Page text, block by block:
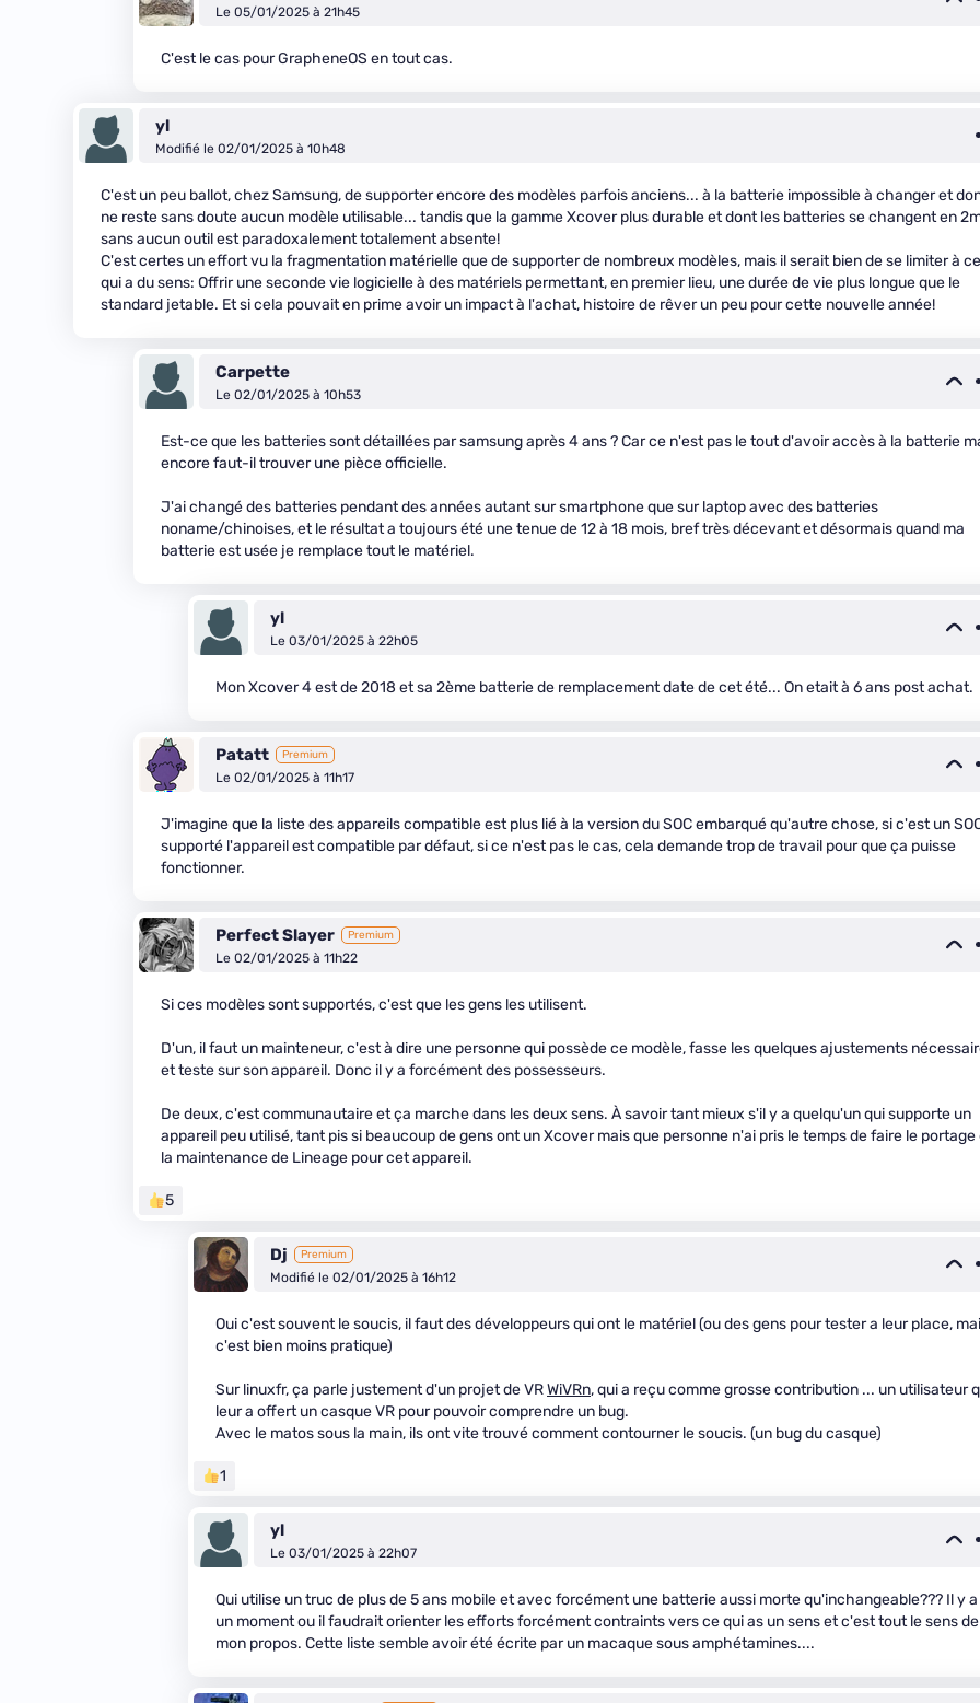
Le 05/01/2025 à 21h45
C'est le cas pour GrapheneOS en tout cas.
yl
Modifié le 02/01/2025 à 10h48
C'est un peu ballot, chez Samsung, de supporter encore des modèles parfois anciens... à la batterie impossible à changer et
ne reste sans doute aucun modèle utilisable... tandis que la gamme Xcover plus durable et dont les batteries se changent en
sans aucun outil est paradoxalement totalement absente!
C'est certes un effort vu la fragmentation matérielle que de supporter de nombreux modèles, mais il serait bien de se limiter à ce
qui a du sens: Offrir une seconde vie logicielle à des matériels permettant, en premier lieu, une durée de vie plus longue que le
standard jetable. Et si cela pouvait en prime avoir un impact à l'achat, histoire de rêver un peu pour cette nouvelle année!
Carpette
Le 02/01/2025 à 10h53
Est-ce que les batteries sont détaillées par samsung après 4 ans ? Car ce n'est pas le tout d'avoir accès à la batterie
encore faut-il trouver une pièce officielle.
J'ai changé des batteries pendant des années autant sur smartphone que sur laptop avec des batteries
noname/chinoises, et le résultat a toujours été une tenue de 12 à 18 mois, bref très décevant et désormais quand ma
batterie est usée je remplace tout le matériel.
yl
Le 03/01/2025 à 22h05
Mon Xcover 4 est de 2018 et sa 2ème batterie de remplacement date de cet été... On etait à 6 ans post achat.
Patatt Premium
Le 02/01/2025 à 11h17
J'imagine que la liste des appareils compatible est plus lié à la version du SOC embarqué qu'autre chose, si c'est un
supporté l'appareil est compatible par défaut, si ce n'est pas le cas, cela demande trop de travail pour que ça puisse
fonctionner.
Perfect Slayer Premium
Le 02/01/2025 à 11h22
Si ces modèles sont supportés, c'est que les gens les utilisent.
D'un, il faut un mainteneur, c'est à dire une personne qui possède ce modèle, fasse les quelques ajustements
et teste sur son appareil. Donc il y a forcément des possesseurs.
De deux, c'est communautaire et ça marche dans les deux sens. À savoir tant mieux s'il y a quelqu'un qui supporte un
appareil peu utilisé, tant pis si beaucoup de gens ont un Xcover mais que personne n'ai pris le temps de faire le portage
la maintenance de Lineage pour cet appareil.
5
Dj Premium
Modifié le 02/01/2025 à 16h12
Oui c'est souvent le soucis, il faut des développeurs qui ont le matériel (ou des gens pour tester a leur place,
c'est bien moins pratique)
Sur linuxfr, ça parle justement d'un projet de VRWiVRn, qui a reçu comme grosse contribution ... un utilisateur
leur a offert un casque VR pour pouvoir comprendre un bug.
Avec le matos sous la main, ils ont vite trouvé comment contourner le soucis. (un bug du casque)
1
yl
Le 03/01/2025 à 22h07
Qui utilise un truc de plus de 5 ans mobile et avec forcément une batterie aussi morte qu'inchangeable??? Il y a
un moment ou il faudrait orienter les efforts forcément contraints vers ce qui as un sens et c'est tout le sens de
mon propos. Cette liste semble avoir été écrite par un macaque sous amphétamines....